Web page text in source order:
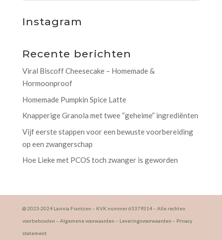
Instagram
Recente berichten
Viral Biscoff Cheesecake – Homemade &
Hormoonproof
Homemade Pumpkin Spice Latte
Knapperige Granola met twee “geheime” ingrediënten
Vijf eerste stappen voor een bewuste voorbereiding
op een zwangerschap
Hoe Lieke met PCOS toch zwanger is geworden
@ 2023-2024 Lavinia Frantzen – KVK nummer 65379314 – Alle rechten
voorbehouden – Algemene voorwaarden – Leveringsvoorwaarden – Privacy
statement